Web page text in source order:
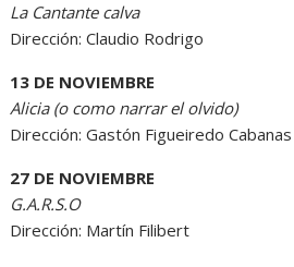
La Cantante calva
Dirección: Claudio Rodrigo
13 DE NOVIEMBRE
Alicia (o como narrar el olvido)
Dirección: Gastón Figueiredo Cabanas
27 DE NOVIEMBRE
G.A.R.S.O
Dirección: Martín Filibert